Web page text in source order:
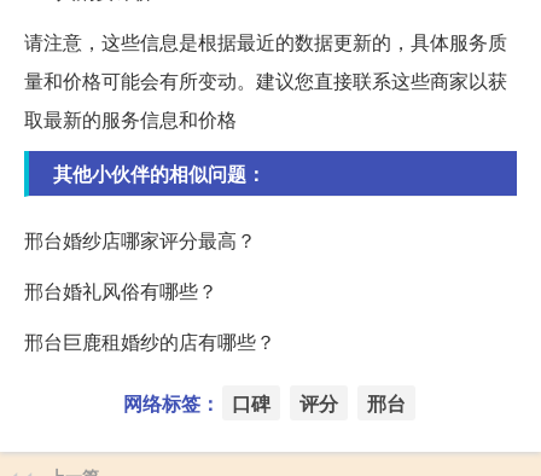
请注意，这些信息是根据最近的数据更新的，具体服务质
量和价格可能会有所变动。建议您直接联系这些商家以获
取最新的服务信息和价格
其他小伙伴的相似问题：
邢台婚纱店哪家评分最高？
邢台婚礼风俗有哪些？
邢台巨鹿租婚纱的店有哪些？
网络标签： 口碑 评分 邢台